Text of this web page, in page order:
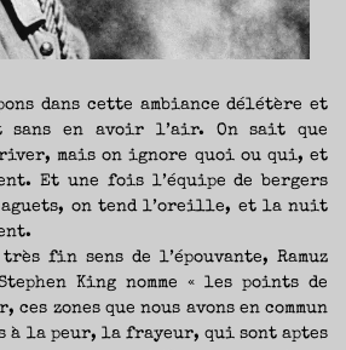
dans cette ambiance délétère et
sans en avoir l’air. On sait que
mais on ignore quoi ou qui, et
Et une fois l’équipe de bergers
on tend l’oreille, et la nuit
fin sens de l’épouvante, Ramuz
King nomme « les points de
zones que nous avons en commun
à la peur, la frayeur, qui sont aptes